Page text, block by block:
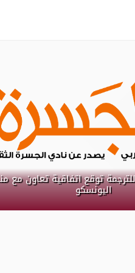
توقع اتفاقية تعاون مع
اليونسكو